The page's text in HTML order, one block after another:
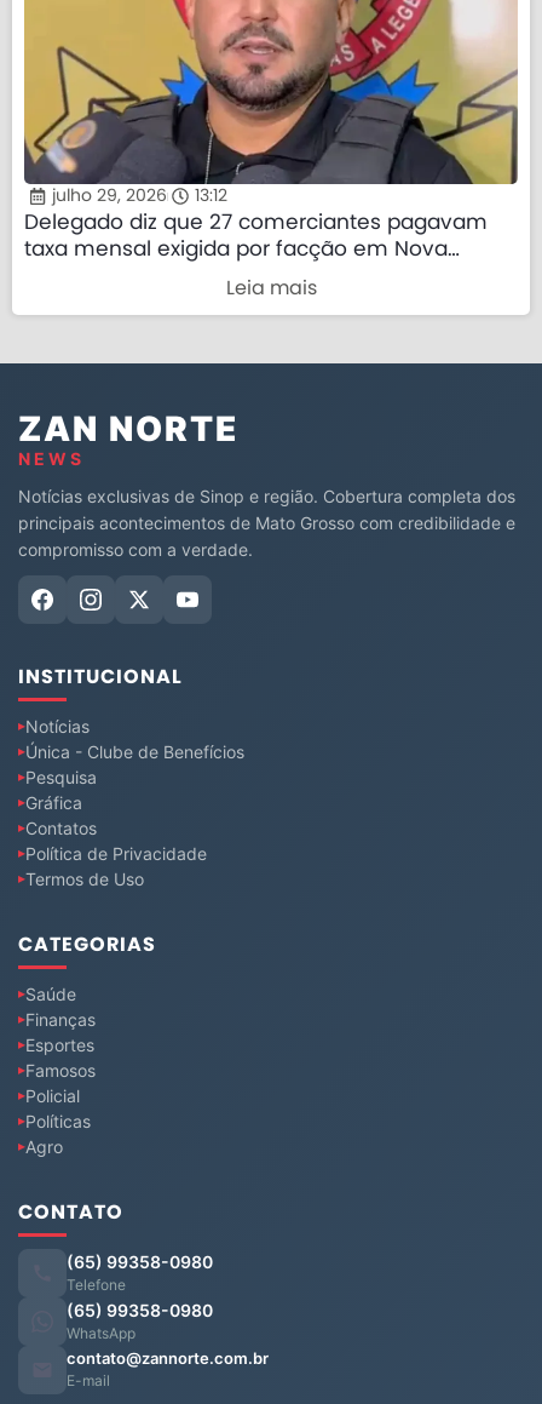
julho 29, 2026 13:12
Delegado diz que 27 comerciantes pagavam
taxa mensal exigida por facção em Nova
Leia mais
ZAN NORTE
NEWS
Notícias exclusivas de Sinop e região. Cobertura completa dos
principais acontecimentos de Mato Grosso com credibilidade e
compromisso com a verdade.
INSTITUCIONAL
Notícias
Única - Clube de Benefícios
Pesquisa
Gráfica
Contatos
Política de Privacidade
Termos de Uso
CATEGORIAS
Saúde
Finanças
Esportes
Famosos
Policial
Políticas
Agro
CONTATO
(65) 99358-0980
Telefone
(65) 99358-0980
WhatsApp
contato@zannorte.com.br
E-mail